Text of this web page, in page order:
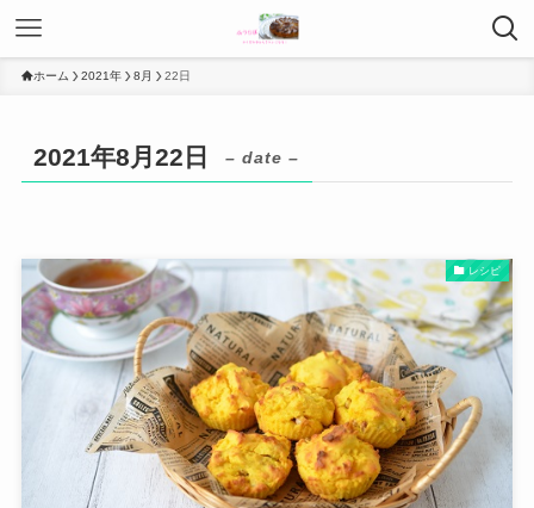
ホーム 2021年 8月 22日
2021年8月22日 – date –
レシピ